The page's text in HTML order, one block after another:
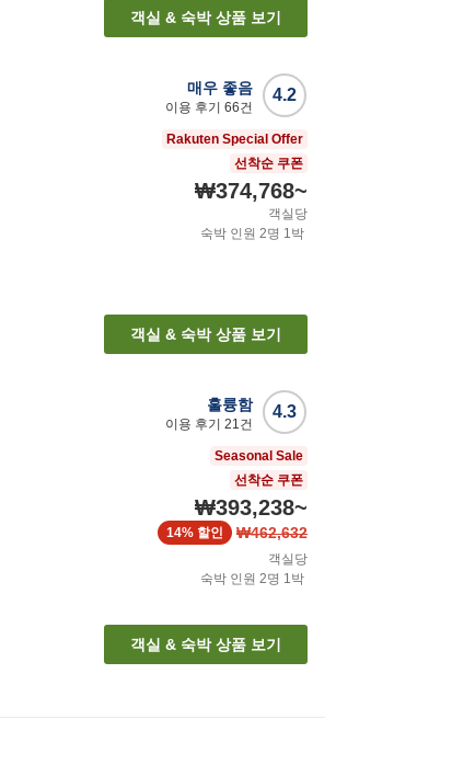
객실 & 숙박 상품 보기
4.2
매우 좋음
이용 후기 66건
Rakuten Special Offer
선착순 쿠폰
₩374,768~
객실당
숙박 인원 2명 1박
객실 & 숙박 상품 보기
4.3
훌륭함
이용 후기 21건
Seasonal Sale
선착순 쿠폰
₩393,238~
₩462,632
14% 할인
객실당
숙박 인원 2명 1박
객실 & 숙박 상품 보기